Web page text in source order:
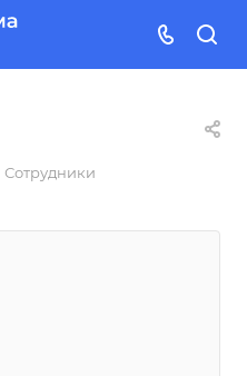
Сотрудники